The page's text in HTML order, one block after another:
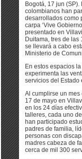
Bogotá, 17 jun (SP).
colombianos han
desarrollados como
carpa ‘Vive
presentado en
Duitama, tres de
se llevará a cabo
Ministerio de
En estos espacios
experimenta las
servicios del Estado
Al cumplirse un
17 de mayo en
en los 24 días
talleres, cada uno
han participado
padres de familia,
personas con
madres cabeza de
cerca de mil 300